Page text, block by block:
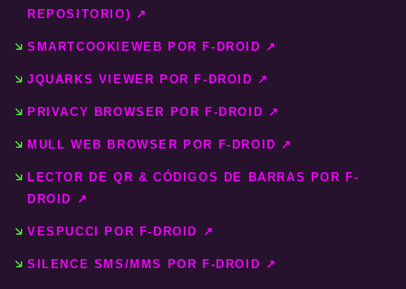
REPOSITORIO) ↗️
SMARTCOOKIEWEB POR F-DROID ↗️
JQUARKS VIEWER POR F-DROID ↗️
PRIVACY BROWSER POR F-DROID ↗️
MULL WEB BROWSER POR F-DROID ↗️
LECTOR DE QR & CÓDIGOS DE BARRAS POR F-
DROID ↗️
VESPUCCI POR F-DROID ↗️
SILENCE SMS/MMS POR F-DROID ↗️